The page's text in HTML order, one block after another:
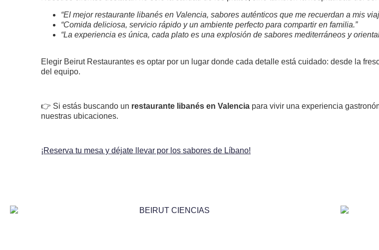
“El mejor restaurante libanés en Valencia, sabores auténticos que me recuerdan a mis
“Comida deliciosa, servicio rápido y un ambiente perfecto para compartir en familia.”
“La experiencia es única, cada plato es una explosión de sabores mediterráneos y
Elegir Beirut Restaurantes es optar por un lugar donde cada detalle está cuidado: desde la
del equipo.
👉 Si estás buscando un restaurante libanés en Valencia para vivir una experiencia
nuestras ubicaciones.
¡Reserva tu mesa y déjate llevar por los sabores de Líbano!